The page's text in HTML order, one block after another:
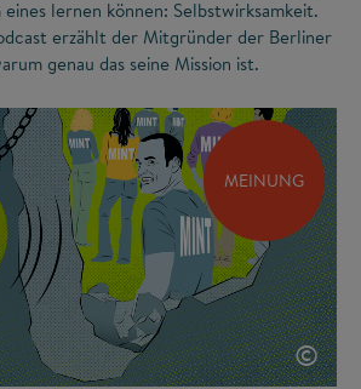
lernen können: Selbstwirksamkeit.
erzählt der Mitgründer der Berliner
genau das seine Mission ist.
MEINUNG
©